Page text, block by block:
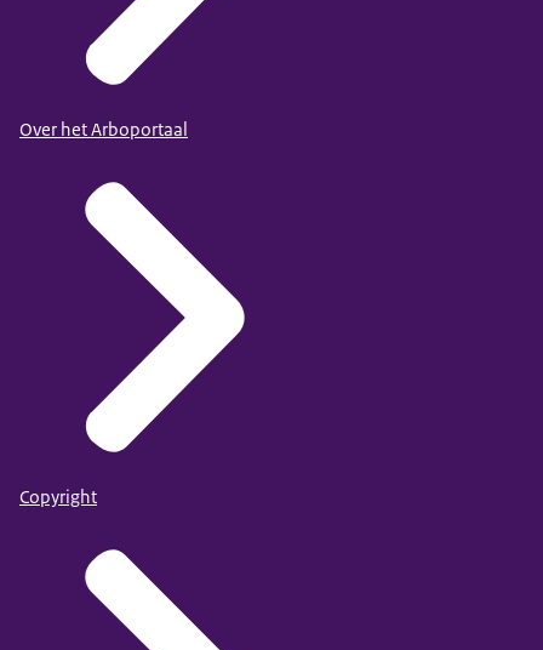
Over het Arboportaal
Copyright